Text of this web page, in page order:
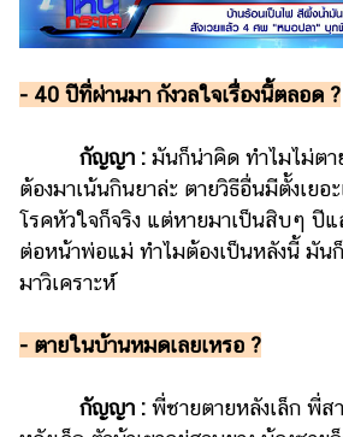
- 40 ปีที่ผ่านมา กังวลใจเรื่องนี้ตลอด ?
กัญญา : มันก็น่าคิด ทำไมไม่ตา
ต้องมาเน้นกินยาล่ะ ตายวิธีอื่นมีตั้งเยอ
โรคหัวใจก็จริง แต่หายมาเป็นสิบๆ ปีแ
ต่อหน้าพ่อแม่ ทำไมต้องเป็นหลังนี้ มัน
มาวิเคราะห์
- ตายในบ้านหมดเลยเหรอ ?
กัญญา : พี่ชายตายหลังเล็ก พี่ส